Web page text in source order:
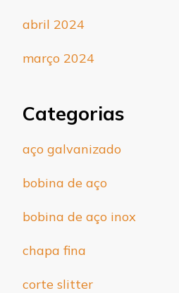
abril 2024
março 2024
Categorias
aço galvanizado
bobina de aço
bobina de aço inox
chapa fina
corte slitter